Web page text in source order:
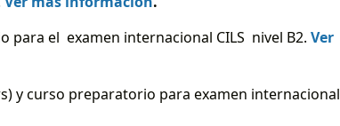
para el examen internacional CILS nivel B2. Ver
y curso preparatorio para examen internacional